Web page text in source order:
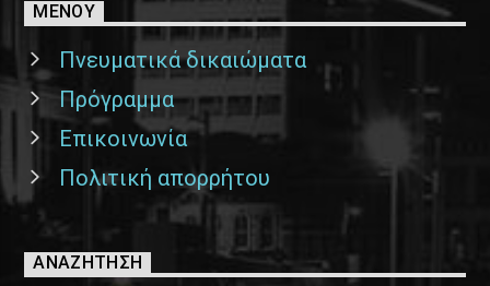
ΜΕΝΟΥ
Πνευματικά δικαιώματα
Πρόγραμμα
Επικοινωνία
Πολιτική απορρήτου
ΑΝΑΖΉΤΗΣΗ